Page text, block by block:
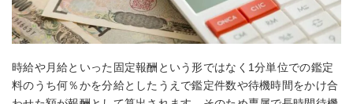
時給や月給といった固定報酬という形ではなく1分単位での鑑定
料のうち何％かを分給としたうえで鑑定件数や待機時間をかけ合